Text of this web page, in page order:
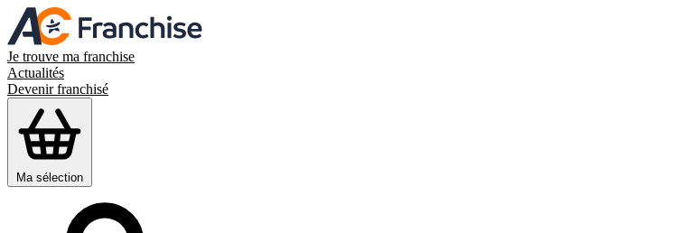
Je trouve ma franchise
Actualités
Devenir franchisé
Ma sélection